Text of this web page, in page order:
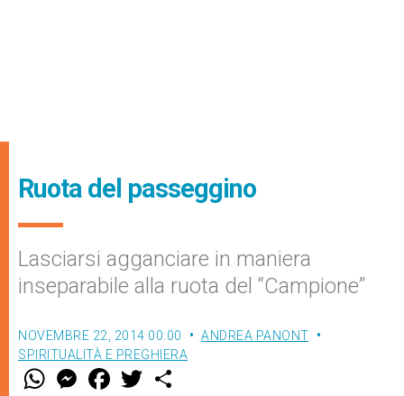
Ruota del passeggino
Lasciarsi agganciare in maniera
inseparabile alla ruota del “Campione”
NOVEMBRE 22, 2014 00:00
ANDREA PANONT
SPIRITUALITÀ E PREGHIERA
W M
e
F
a w